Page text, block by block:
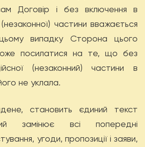
Договір і без включення в
частини вважається
випадку Сторона цього
посилатися на те, що без
(незаконний) частини в
не уклала.
становить єдиний текст
замінює всі попередні
угоди, пропозиції і заяви,